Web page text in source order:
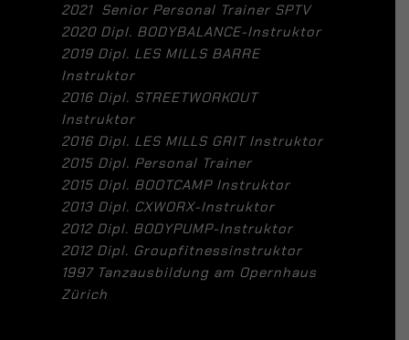
2021 Senior Personal Trainer SPTV
2020 Dipl. BODYBALANCE-Instruktor
2019 Dipl. LES MILLS BARRE
Instruktor
2016 Dipl. STREETWORKOUT
Instruktor
2016 Dipl. LES MILLS GRIT Instruktor
2015 Dipl. Personal Trainer
2015 Dipl. BOOTCAMP Instruktor
2013 Dipl. CXWORX-Instruktor
2012 Dipl. BODYPUMP-Instruktor
2012 Dipl. Groupfitnessinstruktor
1997 Tanzausbildung am Opernhaus
Zürich